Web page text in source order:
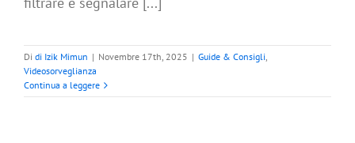
Di di Izik Mimun | Novembre 17th, 2025 | Guide & Consigli
Videosorveglianza
Continua a leggere